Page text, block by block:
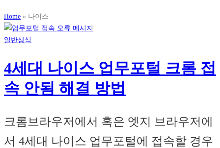
Home » 나이스
일반상식
4세대 나이스 업무포털 크롬 접
속 안됨 해결 방법
크롬브라우저에서 혹은 엣지 브라우저에
서 4세대 나이스 업무포털에 접속할 경우